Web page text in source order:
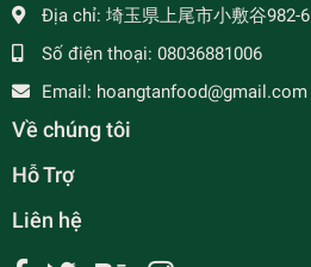
Địa chỉ: 埼玉県上尾市小敷谷982-6
Số điện thoại: 08036881006
Email: hoangtanfood@gmail.com
Về chúng tôi
Hỗ Trợ
Liên hệ